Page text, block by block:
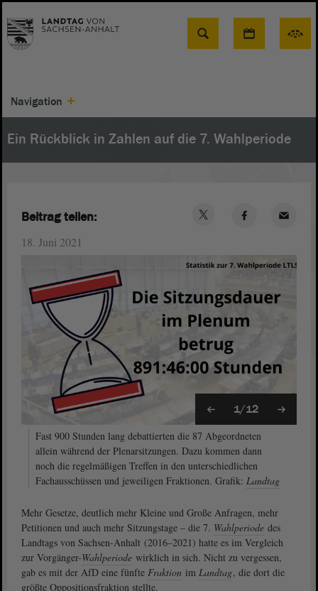
Suche
Navigation
Ein Rückblick in Zahlen auf die 7. Wahlperiode
18. Juni 2021
1/12
Fast 900 Stunden lang debattierten die 87 Abgeordneten
allein während der Plenarsitzungen. Dazu kommen dann
noch die regelmäßigen Treffen in den unterschiedlichen
Fachausschüssen und jeweiligen Fraktionen. Grafik: Landtag
Mehr Gesetze, deutlich mehr Kleine und Große Anfragen, mehr
Petitionen und auch mehr Sitzungstage – die 7. Wahlperiode des
Landtags von Sachsen-Anhalt (2016–2021) hatte es im Vergleich
zur Vorgänger-Wahlperiode wirklich in sich. Nicht zu vergessen,
gab es mit der AfD eine fünfte Fraktion im Landtag, die dort die
größte Oppositionsfraktion stellte.
Beitrag teilen: